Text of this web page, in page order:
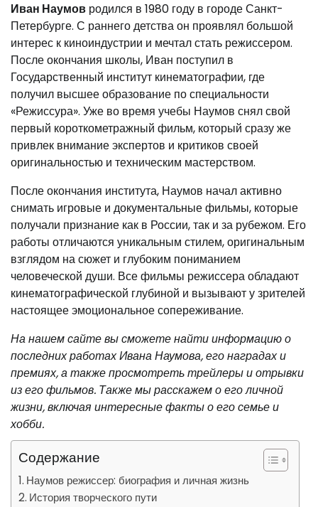
Иван Наумов родился в 1980 году в городе Санкт-
Петербурге. С раннего детства он проявлял большой
интерес к киноиндустрии и мечтал стать режиссером.
После окончания школы, Иван поступил в
Государственный институт кинематографии, где
получил высшее образование по специальности
«Режиссура». Уже во время учебы Наумов снял свой
первый короткометражный фильм, который сразу же
привлек внимание экспертов и критиков своей
оригинальностью и техническим мастерством.
После окончания института, Наумов начал активно
снимать игровые и документальные фильмы, которые
получали признание как в России, так и за рубежом. Его
работы отличаются уникальным стилем, оригинальным
взглядом на сюжет и глубоким пониманием
человеческой души. Все фильмы режиссера обладают
кинематографической глубиной и вызывают у зрителей
настоящее эмоциональное сопереживание.
На нашем сайте вы сможете найти информацию о
последних работах Ивана Наумова, его наградах и
премиях, а также просмотреть трейлеры и отрывки
из его фильмов. Также мы расскажем о его личной
жизни, включая интересные факты о его семье и
хобби.
Содержание
Наумов режиссер: биография и личная жизнь
История творческого пути